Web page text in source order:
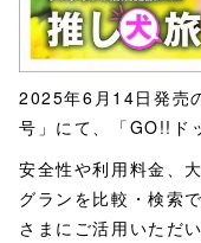
2025年6月14日発売
号」にて、「GO!!ド
安全性や利用料金、
グランを比較・検索
さまにご活用いただ